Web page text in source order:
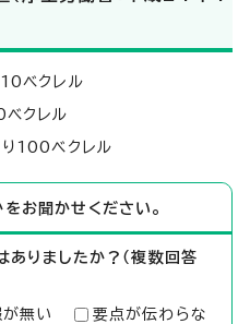
ベクレル
クレル
り100ベクレル
お聞かせください。
ありましたか？（複数回答
無い
要点が伝わらな